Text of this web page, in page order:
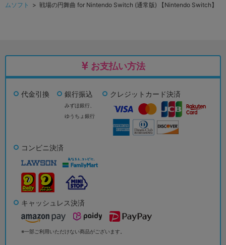
ムソフト
> 戦場の円舞曲 for Nintendo Switch (通常版) 【Nintendo Switch】
お支払い方法
代金引換 銀行振込
みずほ銀行、
ゆうちょ銀行
クレジットカード決済
コンビニ決済
キャッシュレス決済
※一部ご利用いただけない商品がございます。